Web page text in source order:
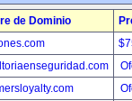
de Dominio